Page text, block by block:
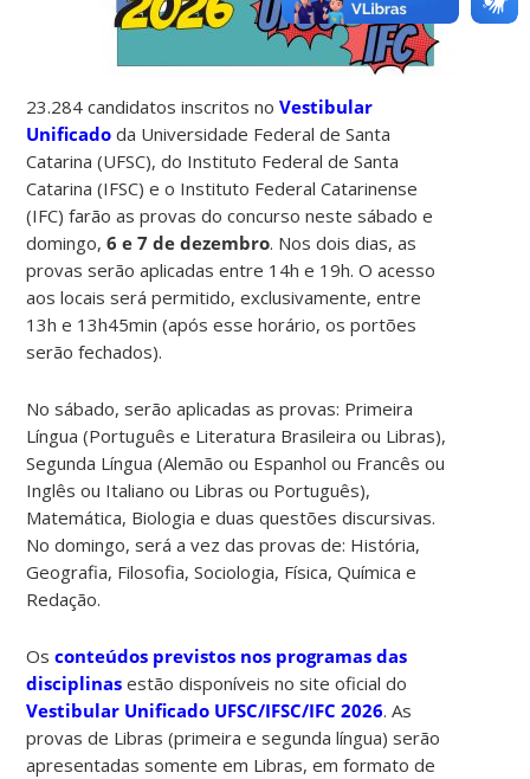
23.284 candidatos inscritos noVestibular
Unificado da Universidade Federal de Santa
Catarina (UFSC), do Instituto Federal de Santa
Catarina (IFSC) e o Instituto Federal Catarinense
(IFC) farão as provas do concurso neste sábado e
domingo,6 e 7 de dezembro. Nos dois dias, as
provas serão aplicadas entre 14h e 19h. O acesso
aos locais será permitido, exclusivamente, entre
13h e 13h45min (após esse horário, os portões
serão fechados).
No sábado, serão aplicadas as provas: Primeira
Língua (Português e Literatura Brasileira ou Libras),
Segunda Língua (Alemão ou Espanhol ou Francês ou
Inglês ou Italiano ou Libras ou Português),
Matemática, Biologia e duas questões discursivas.
No domingo, será a vez das provas de: História,
Geografia, Filosofia, Sociologia, Física, Química e
Redação.
Osconteúdos previstos nos programas das
disciplinas estão disponíveis no site oficial do
Vestibular Unificado UFSC/IFSC/IFC 2026. As
provas de Libras (primeira e segunda língua) serão
apresentadas somente em Libras, em formato de